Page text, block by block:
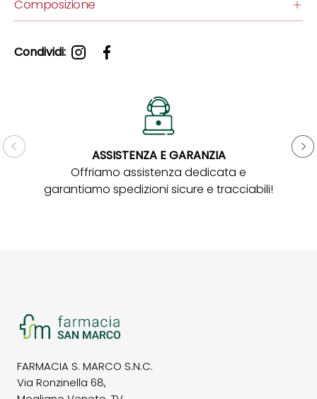
Composizione
Condividi:
ASSISTENZA E GARANZIA
Offriamo assistenza dedicata e
garantiamo spedizioni sicure e tracciabili!
FARMACIA S. MARCO S.N.C.
Via Ronzinella 68,